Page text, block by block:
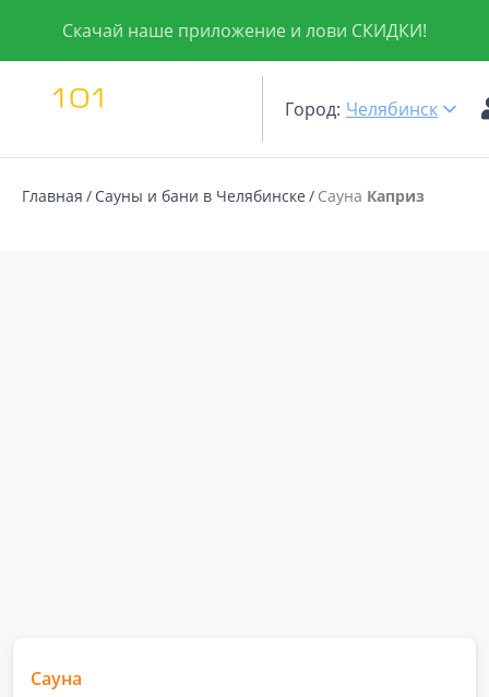
Скачай наше приложение и лови СКИДКИ!
Город: Челябинск
Главная Сауны и бани в Челябинске Сауна Каприз
Сауна